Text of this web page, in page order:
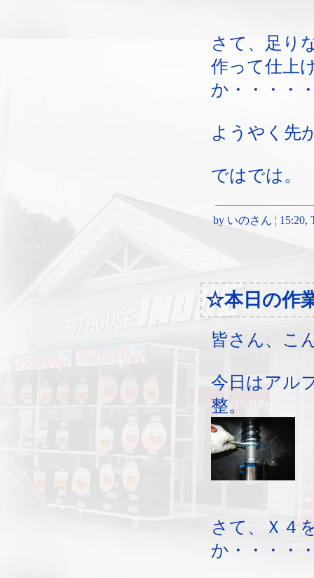
さて、足り
作って仕上
か・・・・
ようやく先
ではでは。
by いのさん ¦ 15:20,
☆本日の作
皆さん、こ
今日はアル
整。
さて、Ｘ４
か・・・・